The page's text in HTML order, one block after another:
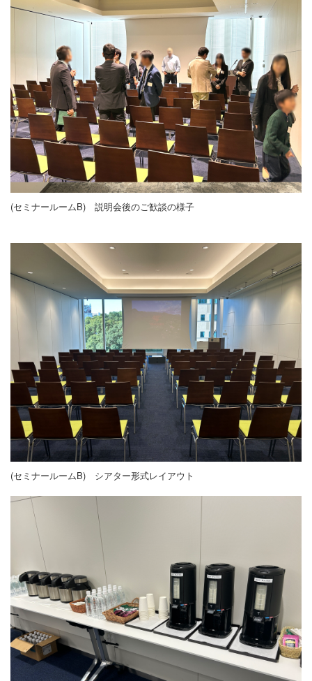
(セミナールームB) 説明会後のご歓談の様子
(セミナールームB) シアター形式レイアウト